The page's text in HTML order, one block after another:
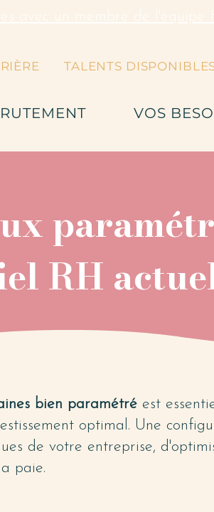
avec un membre de l'équipe
TALENTS
VOS
RH
bien paramétré est
optimal. Une
de votre entreprise,
paie.